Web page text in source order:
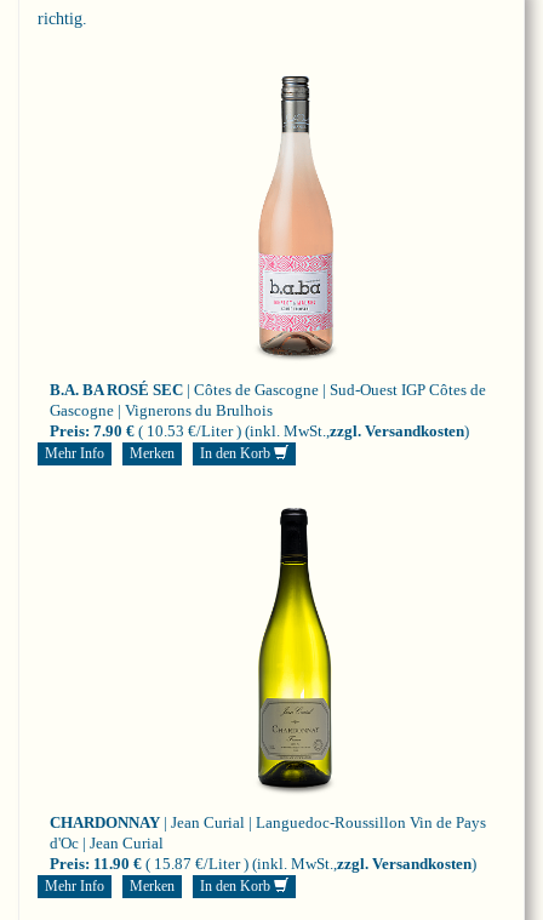
richtig.
B.A. BA ROSÉ SEC | Côtes de Gascogne | Sud-Ouest IGP Côtes de
Gascogne | Vignerons du Brulhois
Preis: 7.90 € ( 10.53 €/Liter ) (inkl. MwSt.,zzgl. Versandkosten)
Mehr Info Merken In den Korb
CHARDONNAY | Jean Curial | Languedoc-Roussillon Vin de Pays
d'Oc | Jean Curial
Preis: 11.90 € ( 15.87 €/Liter ) (inkl. MwSt., zzgl. Versandkosten)
Mehr Info Merken In den Korb